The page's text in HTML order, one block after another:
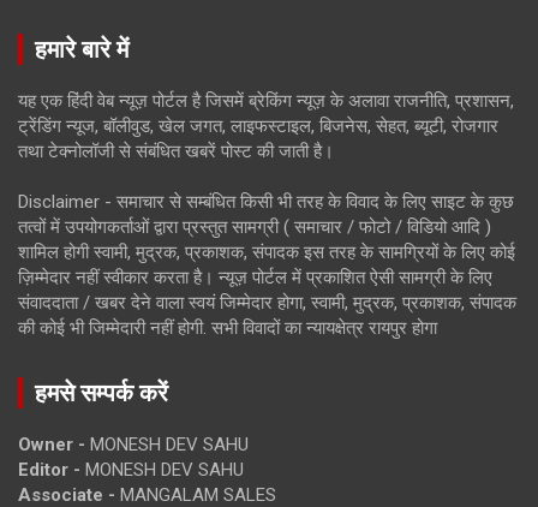
हमारे बारे में
यह एक हिंदी वेब न्यूज़ पोर्टल है जिसमें ब्रेकिंग न्यूज़ के अलावा राजनीति, प्रशासन,
ट्रेंडिंग न्यूज, बॉलीवुड, खेल जगत, लाइफस्टाइल, बिजनेस, सेहत, ब्यूटी, रोजगार
तथा टेक्नोलॉजी से संबंधित खबरें पोस्ट की जाती है।
Disclaimer - समाचार से सम्बंधित किसी भी तरह के विवाद के लिए साइट के कुछ
तत्वों में उपयोगकर्ताओं द्वारा प्रस्तुत सामग्री ( समाचार / फोटो / विडियो आदि )
शामिल होगी स्वामी, मुद्रक, प्रकाशक, संपादक इस तरह के सामग्रियों के लिए कोई
ज़िम्मेदार नहीं स्वीकार करता है। न्यूज़ पोर्टल में प्रकाशित ऐसी सामग्री के लिए
संवाददाता / खबर देने वाला स्वयं जिम्मेदार होगा, स्वामी, मुद्रक, प्रकाशक, संपादक
की कोई भी जिम्मेदारी नहीं होगी. सभी विवादों का न्यायक्षेत्र रायपुर होगा
हमसे सम्पर्क करें
Owner - MONESH DEV SAHU
Editor - MONESH DEV SAHU
Associate - MANGALAM SALES